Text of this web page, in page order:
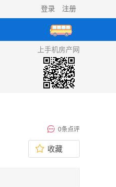
登录 注册
上手机房产网
0条点评
收藏